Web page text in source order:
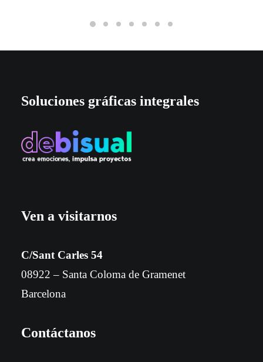
Soluciones gráficas integrales
Ven a visitarnos
C/Sant Carles 54
08922 – Santa Coloma de Gramenet
Barcelona
Contáctanos